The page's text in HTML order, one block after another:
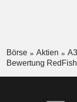
Börse Aktien
Bewertung